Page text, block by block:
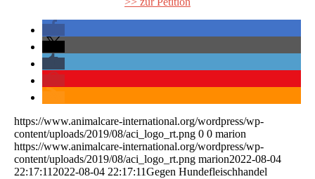
https://www.animalcare-international.org/wordpress/wp-
content/uploads/2019/08/aci_logo_rt.png 0 0 marion
https://www.animalcare-international.org/wordpress/wp-
content/uploads/2019/08/aci_logo_rt.png marion2022-08-04
22:17:112022-08-04 22:17:11Gegen Hundefleischhandel